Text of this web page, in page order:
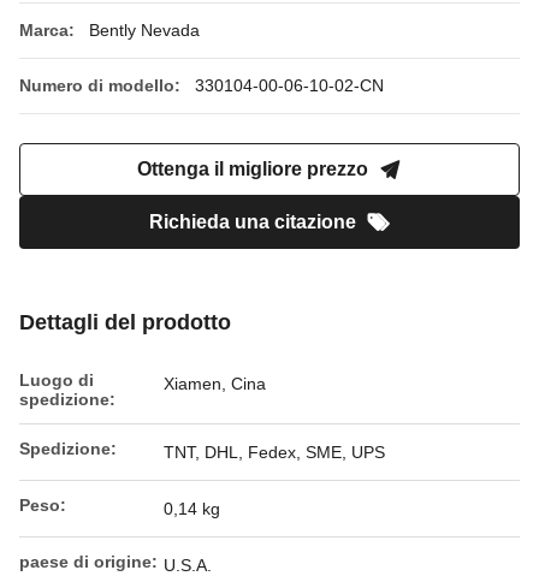
Marca: Bently Nevada
Numero di modello: 330104-00-06-10-02-CN
Ottenga il migliore prezzo
Richieda una citazione
Dettagli del prodotto
Luogo di
spedizione:
Xiamen, Cina
Spedizione: TNT, DHL, Fedex, SME, UPS
Peso: 0,14 kg
paese di origine: U.S.A.